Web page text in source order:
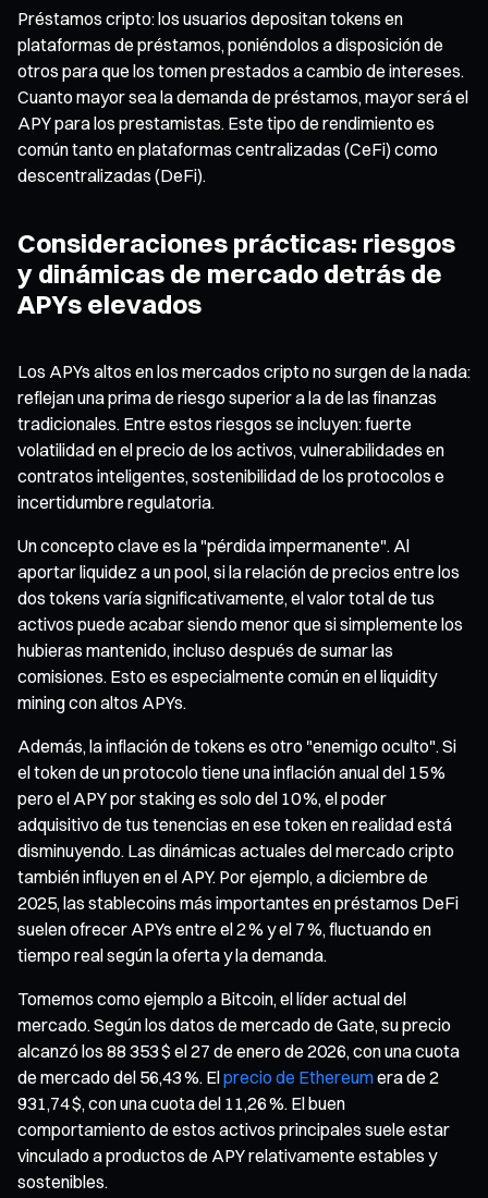
Préstamos cripto: los usuarios depositan tokens en
plataformas de préstamos, poniéndolos a disposición de
otros para que los tomen prestados a cambio de intereses.
Cuanto mayor sea la demanda de préstamos, mayor será el
APY para los prestamistas. Este tipo de rendimiento es
común tanto en plataformas centralizadas (CeFi) como
descentralizadas (DeFi).
Consideraciones prácticas: riesgos
y dinámicas de mercado detrás de
APYs elevados
Los APYs altos en los mercados cripto no surgen de la nada:
reflejan una prima de riesgo superior a la de las finanzas
tradicionales. Entre estos riesgos se incluyen: fuerte
volatilidad en el precio de los activos, vulnerabilidades en
contratos inteligentes, sostenibilidad de los protocolos e
incertidumbre regulatoria.
Un concepto clave es la "pérdida impermanente". Al
aportar liquidez a un pool, si la relación de precios entre los
dos tokens varía significativamente, el valor total de tus
activos puede acabar siendo menor que si simplemente los
hubieras mantenido, incluso después de sumar las
comisiones. Esto es especialmente común en el liquidity
mining con altos APYs.
Además, la inflación de tokens es otro "enemigo oculto". Si
el token de un protocolo tiene una inflación anual del 15 %
pero el APY por staking es solo del 10 %, el poder
adquisitivo de tus tenencias en ese token en realidad está
disminuyendo. Las dinámicas actuales del mercado cripto
también influyen en el APY. Por ejemplo, a diciembre de
2025, las stablecoins más importantes en préstamos DeFi
suelen ofrecer APYs entre el 2 % y el 7 %, fluctuando en
tiempo real según la oferta y la demanda.
Tomemos como ejemplo a Bitcoin, el líder actual del
mercado. Según los datos de mercado de Gate, su precio
alcanzó los 88 353 $ el 27 de enero de 2026, con una cuota
de mercado del 56,43 %. Elprecio de Ethereumera de 2
931,74 $, con una cuota del 11,26 %. El buen
comportamiento de estos activos principales suele estar
vinculado a productos de APY relativamente estables y
sostenibles.